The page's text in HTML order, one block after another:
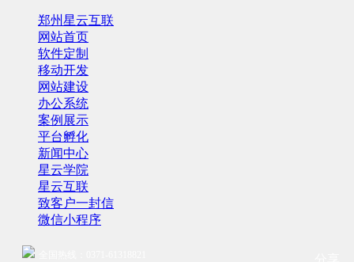
郑州星云互联
网站首页
软件定制
移动开发
网站建设
办公系统
案例展示
平台孵化
新闻中心
星云学院
星云互联
致客户一封信
微信小程序